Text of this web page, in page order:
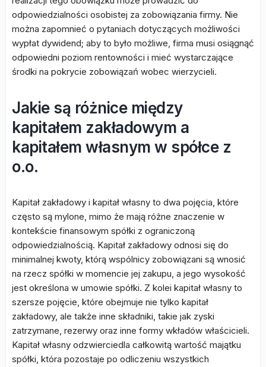
odpowiedzialności osobistej za zobowiązania firmy. Nie
można zapomnieć o pytaniach dotyczących możliwości
wypłat dywidend; aby to było możliwe, firma musi osiągnąć
odpowiedni poziom rentowności i mieć wystarczające
środki na pokrycie zobowiązań wobec wierzycieli.
Jakie są różnice między
kapitałem zakładowym a
kapitałem własnym w spółce z
o.o.
Kapitał zakładowy i kapitał własny to dwa pojęcia, które
często są mylone, mimo że mają różne znaczenie w
kontekście finansowym spółki z ograniczoną
odpowiedzialnością. Kapitał zakładowy odnosi się do
minimalnej kwoty, którą wspólnicy zobowiązani są wnosić
na rzecz spółki w momencie jej zakupu, a jego wysokość
jest określona w umowie spółki. Z kolei kapitał własny to
szersze pojęcie, które obejmuje nie tylko kapitał
zakładowy, ale także inne składniki, takie jak zyski
zatrzymane, rezerwy oraz inne formy wkładów właścicieli.
Kapitał własny odzwierciedla całkowitą wartość majątku
spółki, która pozostaje po odliczeniu wszystkich